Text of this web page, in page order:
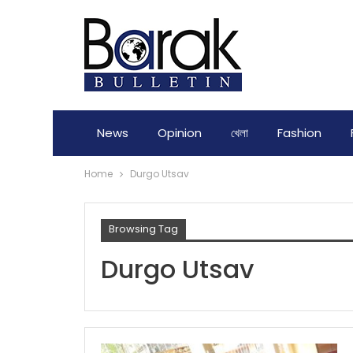
News Opinion খেলা Fashion
Home Durgo Utsav
Browsing Tag
Durgo Utsav